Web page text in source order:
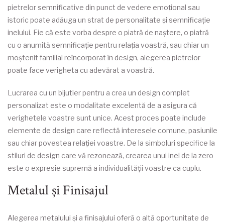
pietrelor semnificative din punct de vedere emoțional sau
istoric poate adăuga un strat de personalitate și semnificație
inelului. Fie că este vorba despre o piatră de naștere, o piatră
cu o anumită semnificație pentru relația voastră, sau chiar un
moștenit familial reîncorporat în design, alegerea pietrelor
poate face verigheta cu adevărat a voastră.
Lucrarea cu un bijutier pentru a crea un design complet
personalizat este o modalitate excelentă de a asigura că
verighetele voastre sunt unice. Acest proces poate include
elemente de design care reflectă interesele comune, pasiunile
sau chiar povestea relației voastre. De la simboluri specifice la
stiluri de design care vă rezonează, crearea unui inel de la zero
este o expresie supremă a individualității voastre ca cuplu.
Metalul și Finisajul
Alegerea metalului și a finisajului oferă o altă oportunitate de